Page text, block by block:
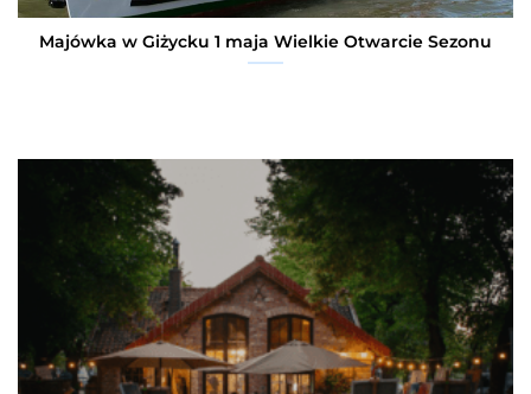
Majówka w Giżycku 1 maja Wielkie Otwarcie Sezonu